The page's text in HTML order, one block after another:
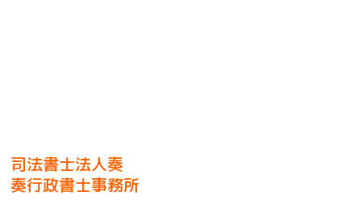
司法書士法人奏
奏行政書士事務所